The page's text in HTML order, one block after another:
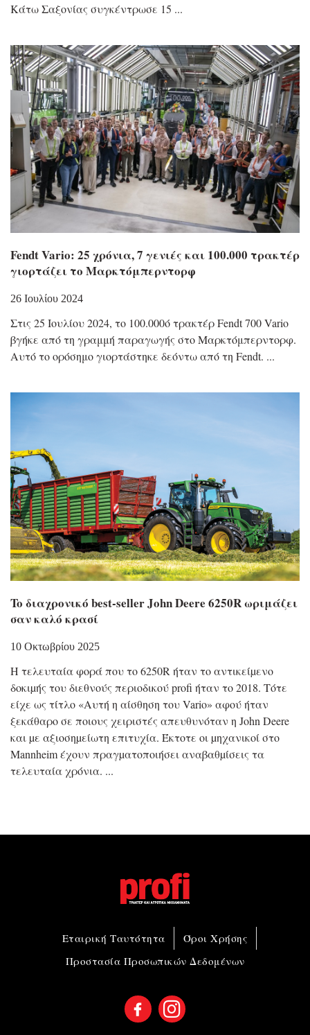
Κάτω Σαξονίας συγκέντρωσε 15
Fendt Vario: 25 χρόνια, 7 γενιές και 100.000 τρακτέρ
γιορτάζει το Μαρκτόμπερντορφ
26 Ιουλίου 2024
Στις 25 Ιουλίου 2024, το 100.000ό τρακτέρ Fendt 700 Vario
βγήκε από τη γραμμή παραγωγής στο Μαρκτόμπερντορφ.
Αυτό το ορόσημο γιορτάστηκε δεόντω από τη Fendt.
To διαχρονικό best-seller John Deere 6250R ωριμάζει
σαν καλό κρασί
10 Οκτωβρίου 2025
Η τελευταία φορά που το 6250R ήταν το αντικείµενο
δοκιµής του διεθνούς περιοδικού profi ήταν το 2018. Τότε
είχε ως τίτλο «Αυτή η αίσθηση του Vario» αφού ήταν
ξεκάθαρο σε ποιους χειριστές απευθυνόταν η John Deere
και µε αξιοσηµείωτη επιτυχία. Έκτοτε οι µηχανικοί στο
Mannheim έχουν πραγµατοποιήσει αναβαθµίσεις τα
τελευταία χρόνια.
Εταιρική Ταυτότητα
Όροι Χρήσης
Προστασία Προσωπικών Δεδομένων